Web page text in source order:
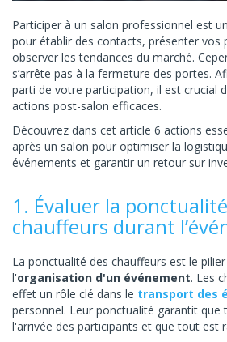
Participer à un salon professionnel est
pour établir des contacts, présenter vos
observer les tendances du marché.
s’arrête pas à la fermeture des portes.
parti de votre participation, il est crucial
actions post-salon efficaces.
Découvrez dans cet article 6 actions
après un salon pour optimiser la
événements et garantir un retour sur
1. Évaluer la
chauffeurs durant
La ponctualité des chauffeurs est le
l'organisation d'un événement. Les
effet un rôle clé dans le transport des
personnel. Leur ponctualité garantit que
l'arrivée des participants et que tout est